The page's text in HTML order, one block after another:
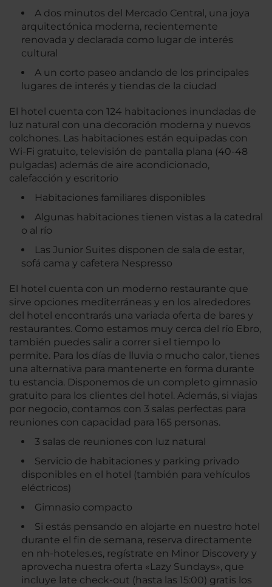
A dos minutos del Mercado Central, una joya
arquitectónica moderna, recientemente
renovada y declarada como lugar de interés
cultural
A un corto paseo andando de los principales
lugares de interés y tiendas de la ciudad
El hotel cuenta con 124 habitaciones inundadas de
luz natural con una decoración moderna y nuevos
colchones. Las habitaciones están equipadas con
Wi-Fi gratuito, televisión de pantalla plana (40-48
pulgadas) además de aire acondicionado,
calefacción y escritorio
Habitaciones familiares disponibles
Algunas habitaciones tienen vistas a la catedral
o al río
Las Junior Suites disponen de sala de estar,
sofá cama y cafetera Nespresso
El hotel cuenta con un moderno restaurante que
sirve opciones mediterráneas y en los alrededores
del hotel encontrarás una variada oferta de bares y
restaurantes. Como estamos muy cerca del río Ebro,
también puedes salir a correr si el tiempo lo
permite. Para los días de lluvia o mucho calor, tienes
una alternativa para mantenerte en forma durante
tu estancia. Disponemos de un completo gimnasio
gratuito para los clientes del hotel. Además, si viajas
por negocio, contamos con 3 salas perfectas para
reuniones con capacidad para 165 personas.
3 salas de reuniones con luz natural
Servicio de habitaciones y parking privado
disponibles en el hotel (también para vehículos
eléctricos)
Gimnasio compacto
Si estás pensando en alojarte en nuestro hotel
durante el fin de semana, reserva directamente
en nh-hoteles.es, regístrate en Minor Discovery y
aprovecha nuestra oferta «Lazy Sundays», que
incluye late check-out (hasta las 15:00) gratis los